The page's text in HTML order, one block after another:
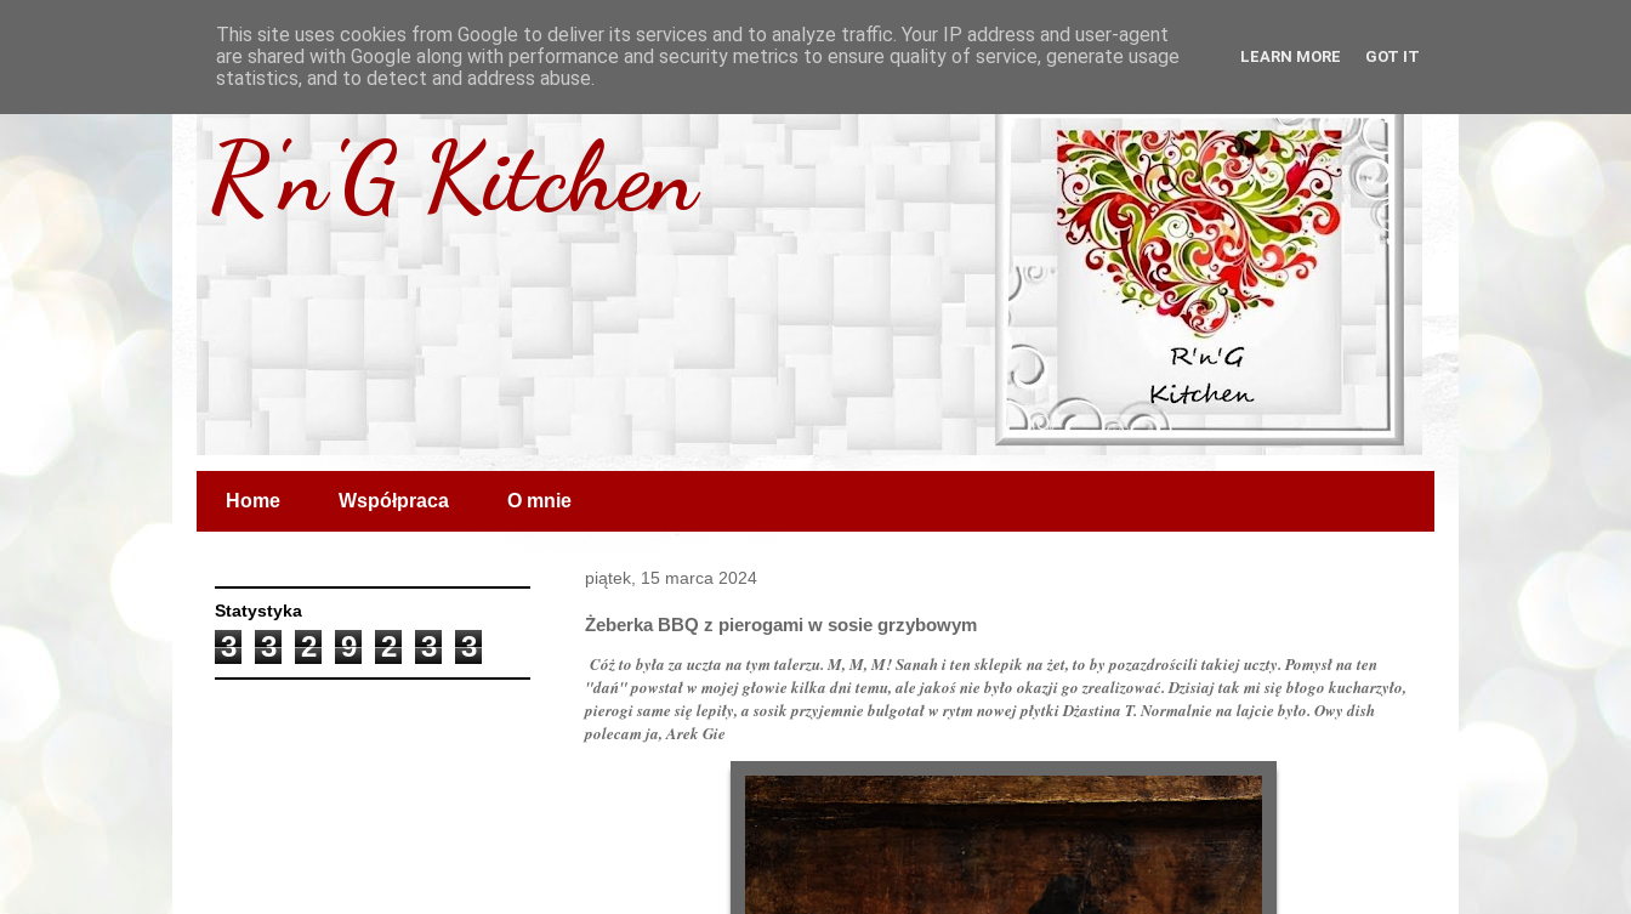
R'n'G Kitchen
Home Współpraca O mnie
piątek, 15 marca 2024
Żeberka BBQ z pierogami w sosie grzybowym
Cóż to była za uczta na tym talerzu. M, M, M! Sanah i ten sklepik na żet, to by pozazdrościli takiej uczty. Pomysł na ten
"dań" powstał w mojej głowie kilka dni temu, ale jakoś nie było okazji go zrealizować. Dzisiaj tak mi się błogo kucharzyło,
pierogi same się lepiły, a sosik przyjemnie bulgotał w rytm nowej płytki Dżastina T. Normalnie na lajcie było. Owy dish
polecam ja, Arek Gie
Statystyka
3 3 2 9 2 3 3
This site uses cookies from Google to deliver its services and to analyze traffic. Your IP address and user-agent
are shared with Google along with performance and security metrics to ensure quality of service, generate usage
statistics, and to detect and address abuse.
LEARN MORE GOT IT